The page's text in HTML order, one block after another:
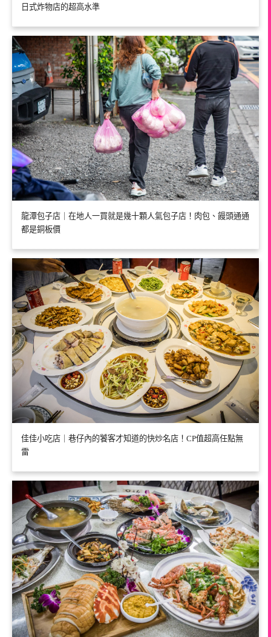
日式炸物店的超高水準
龍潭包子店｜在地人一買就是幾十顆人氣包子店！肉包、饅頭通通
都是銅板價
佳佳小吃店｜巷仔內的饕客才知道的快炒名店！CP值超高任點無
雷